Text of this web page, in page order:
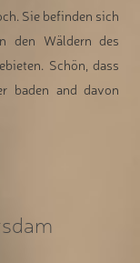
Sie befinden sich
den Wäldern des
Schön, dass
baden and davon